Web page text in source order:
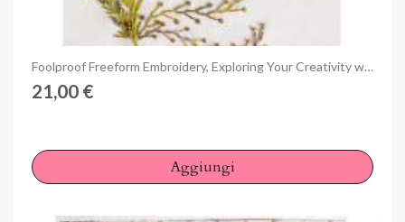
Anteprima Foolproof Freeform Embroidery, Exploring Your Creativity with Fabric, Threads & Stitches by Jennifer Clouston
21,00 €
Aggiungi